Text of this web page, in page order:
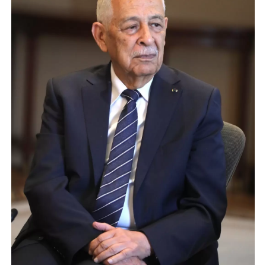
القاضي يلتقي رؤساء تحرير الصحف اليومية ويؤكد حرص مجلس النواب
على شراكة فاعلة مع الإعلام
دعوة المكلفين بخدمة العلم (الدفعة الثالثة) إلى مراجعة منصة خدمة
العلم
الملك يلتقي مجموعة من رفاق السلاح
الملك يتلقى اتصالا هاتفيا من العاهل البحريني
القاضي محمود أحمد فريحات.. مبارك ومزيدا من التوفيق